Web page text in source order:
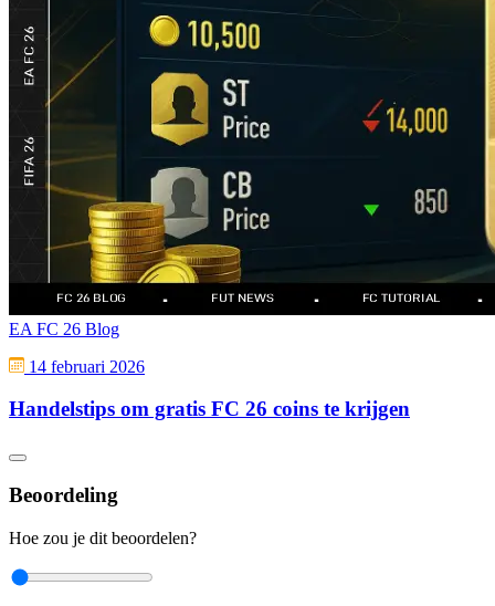
EA FC 26 Blog
14 februari 2026
Handelstips om gratis FC 26 coins te krijgen
Beoordeling
Hoe zou je dit beoordelen?